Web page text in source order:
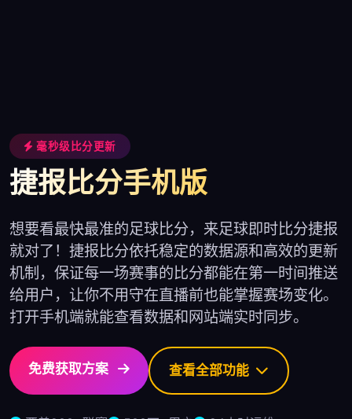
毫秒级比分更新
捷报比分手机版
想要看最快最准的足球比分，来足球即时比分捷报
就对了！捷报比分依托稳定的数据源和高效的更新
机制，保证每一场赛事的比分都能在第一时间推送
给用户，让你不用守在直播前也能掌握赛场变化。
打开手机端就能查看数据和网站端实时同步。
免费获取方案 查看全部功能